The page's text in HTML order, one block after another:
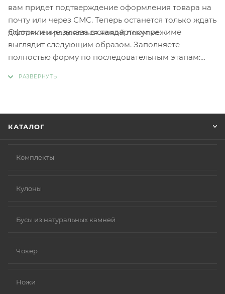
вам придет подтверждение оформления товара на
почту или через СМС. Теперь останется только ждать
доставки и радоваться новой покупке.
Оформление заказа в стандартном режиме
выглядит следующим образом. Заполняете
полностью форму по последовательным этапам:
КАТАЛОГ
Комплекты
Кулоны
Бусы из натуральных камней
Чокер
Ножи